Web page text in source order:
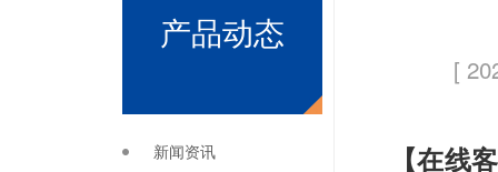
产品动态
新闻资讯
[
【在线